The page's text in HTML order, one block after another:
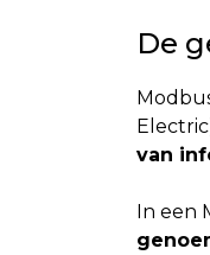
De
van
In een